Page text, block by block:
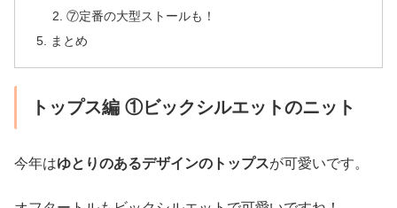
⑦定番の大型ストールも！
まとめ
トップス編 ①ビックシルエットのニット
今年はゆとりのあるデザインのトップスが可愛いです。